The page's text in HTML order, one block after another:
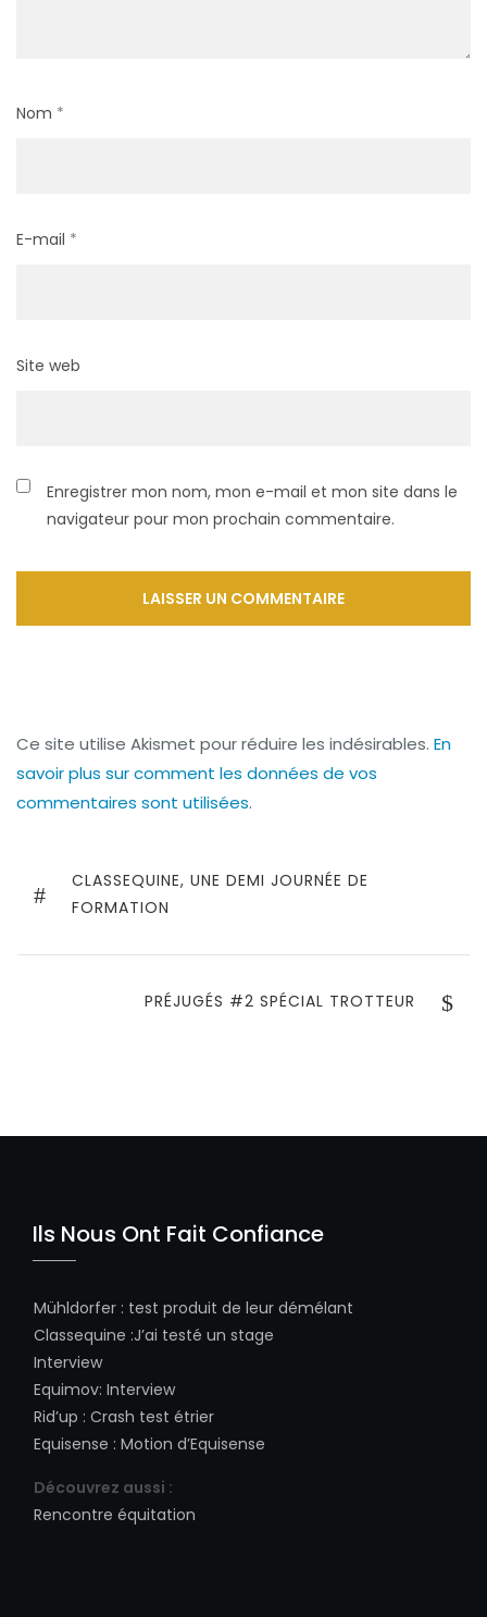
Nom *
E-mail *
Site web
Enregistrer mon nom, mon e-mail et mon site dans le
navigateur pour mon prochain commentaire.
Ce site utilise Akismet pour réduire les indésirables. En
savoir plus sur comment les données de vos
commentaires sont utilisées.
de
l’article
PREVIOUS
POST
CLASSEQUINE, UNE DEMI JOURNÉE DE
FORMATION
NEXT
PRÉJUGÉS #2 SPÉCIAL TROTTEUR
Ils Nous Ont Fait Confiance
Mühldorfer : test produit de leur démélant
Classequine :J’ai testé un stage
Interview
Equimov: Interview
Rid’up : Crash test étrier
Equisense : Motion d’Equisense
Découvrez aussi :
Rencontre équitation